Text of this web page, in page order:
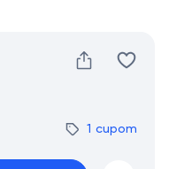
1 cupom